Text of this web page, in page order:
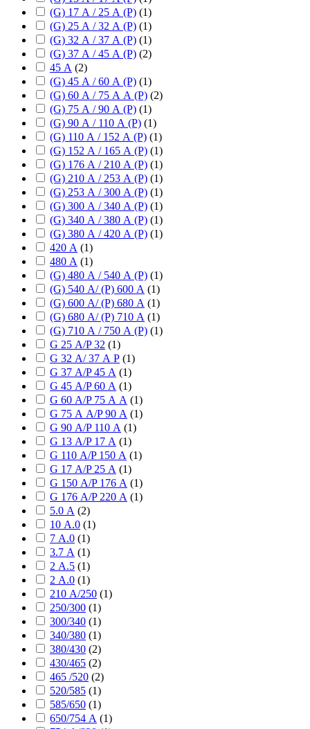
(G) 17 А / 25 А (P) (1)
(G) 25 А / 32 А (P) (1)
(G) 32 А / 37 А (P) (1)
(G) 37 А / 45 А (P) (2)
45 А (2)
(G) 45 А / 60 А (P) (1)
(G) 60 А / 75 А А (P) (2)
(G) 75 А / 90 А (P) (1)
(G) 90 А / 110 А (P) (1)
(G) 110 А / 152 А (P) (1)
(G) 152 А / 165 А (P) (1)
(G) 176 А / 210 А (P) (1)
(G) 210 А / 253 А (P) (1)
(G) 253 А / 300 А (P) (1)
(G) 300 А / 340 А (P) (1)
(G) 340 А / 380 А (P) (1)
(G) 380 А / 420 А (P) (1)
420 А (1)
480 А (1)
(G) 480 А / 540 А (P) (1)
(G) 540 А/ (P) 600 А (1)
(G) 600 А/ (P) 680 А (1)
(G) 680 А/ (P) 710 А (1)
(G) 710 А / 750 А (P) (1)
G 25 А/P 32 (1)
G 32 А/ 37 А P (1)
G 37 А/P 45 А (1)
G 45 А/P 60 А (1)
G 60 А/P 75 А А (1)
G 75 А А/P 90 А (1)
G 90 А/P 110 А (1)
G 13 А/P 17 А (1)
G 110 А/P 150 А (1)
G 17 А/P 25 А (1)
G 150 А/P 176 А (1)
G 176 А/P 220 А (1)
5.0 А (2)
10 А.0 (1)
7 А.0 (1)
3.7 А (1)
2 А.5 (1)
2 А.0 (1)
210 А/250 (1)
250/300 (1)
300/340 (1)
340/380 (1)
380/430 (2)
430/465 (2)
465 /520 (2)
520/585 (1)
585/650 (1)
650/754 А (1)